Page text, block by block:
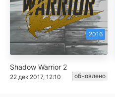
2016
Shadow Warrior 2
22 дек 2017, 12:10 обновлено